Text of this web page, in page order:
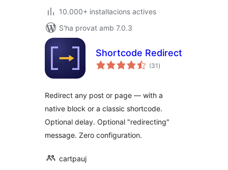
10.000+ instal·lacions actives
S'ha provat amb 7.0.3
Shortcode Redirect
(31 puntuacions
totals
)
Redirect any post or page — with a
native block or a classic shortcode.
Optional delay. Optional "redirecting"
message. Zero configuration.
cartpauj